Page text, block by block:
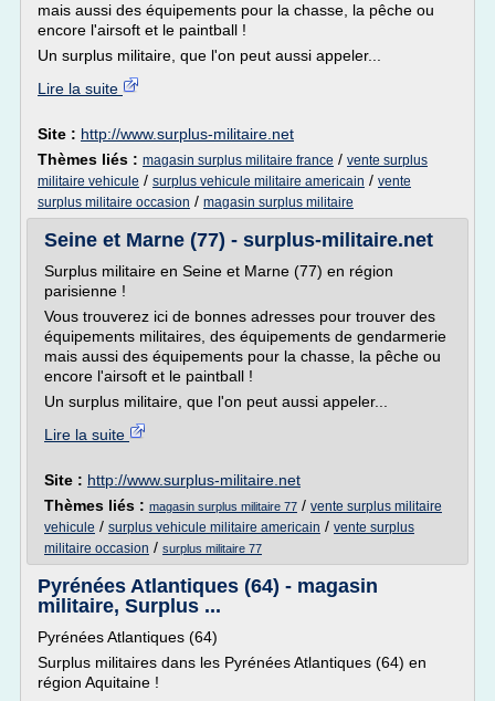
mais aussi des équipements pour la chasse, la pêche ou
encore l'airsoft et le paintball !
Un surplus militaire, que l'on peut aussi appeler...
Lire la suite
Site : http://www.surplus-militaire.net
Thèmes liés : magasin surplus militaire france / vente surplus
militaire vehicule / surplus vehicule militaire americain / vente
surplus militaire occasion / magasin surplus militaire
Seine et Marne (77) - surplus-militaire.net
Surplus militaire en Seine et Marne (77) en région
parisienne !
Vous trouverez ici de bonnes adresses pour trouver des
équipements militaires, des équipements de gendarmerie
mais aussi des équipements pour la chasse, la pêche ou
encore l'airsoft et le paintball !
Un surplus militaire, que l'on peut aussi appeler...
Lire la suite
Site : http://www.surplus-militaire.net
Thèmes liés : magasin surplus militaire 77 / vente surplus militaire
vehicule / surplus vehicule militaire americain / vente surplus
militaire occasion / surplus militaire 77
Pyrénées Atlantiques (64) - magasin
militaire, Surplus ...
Pyrénées Atlantiques (64)
Surplus militaires dans les Pyrénées Atlantiques (64) en
région Aquitaine !